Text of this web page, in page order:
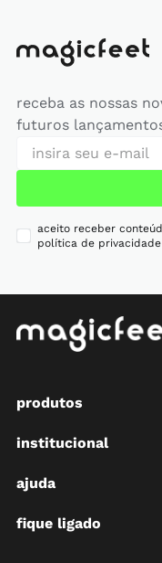
receba as nossas
futuros
aceito receber
política de privacidade
produtos
institucional
ajuda
fique ligado